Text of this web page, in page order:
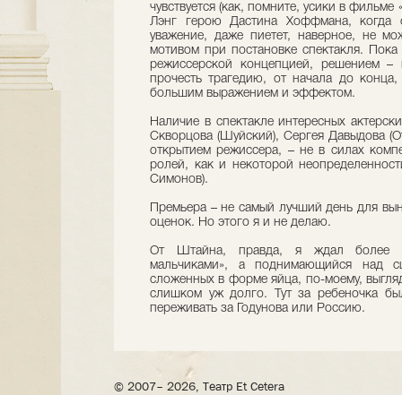
чувствуется (как, помните, усики в
Лэнг герою Дастина Хоффмана, когда
уважение, даже пиетет, наверное, не
мотивом при постановке спектакля.
режиссерской концепцией, решением –
прочесть трагедию, от начала до
большим выражением и эффектом.
Наличие в спектакле интересных
Скворцова (Шуйский), Сергея Давыдова
открытием режиссера, – не в силах
ролей, как и некоторой
Симонов).
Премьера – не самый лучший день для
оценок. Но этого я и не делаю.
От Штайна, правда, я ждал более
мальчиками», а поднимающийся над
сложенных в форме яйца, по-моему,
слишком уж долго. Тут за ребеночка
переживать за Годунова или Россию.
© 2007– 2026, Театр Et Cetera